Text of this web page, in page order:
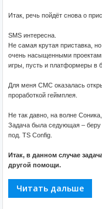
Итак, речь пойдёт снова о
SMS интересна.
Не самая крутая приставка,
очень насыщенными
игры, пусть и платформеры в
Для меня СМС оказалась
проработкой геймплея.
Не так давно, на волне
Задача была седующая – беру
под. TS Config.
Итак, в данном случае
другой помощи.
Читать дальше